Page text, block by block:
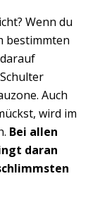
Wenn du
bestimmten
Auch
wird im
Bei allen
daran